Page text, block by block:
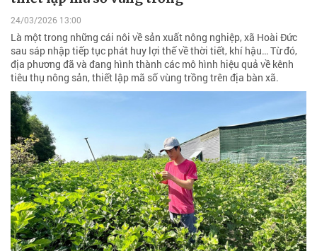
24/03/2026 13:00
Là một trong những cái nôi về sản xuất nông nghiệp, xã Hoài Đức
sau sáp nhập tiếp tục phát huy lợi thế về thời tiết, khí hậu… Từ đó,
địa phương đã và đang hình thành các mô hình hiệu quả về kênh
tiêu thụ nông sản, thiết lập mã số vùng trồng trên địa bàn xã.